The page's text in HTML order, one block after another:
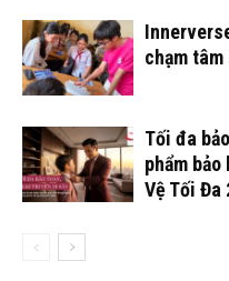
chạm tâm
Tối đa
phẩm
Vệ Tối Đa